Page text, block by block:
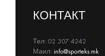
КОНТАКТ
Тел: 02 307 4242
Маил: info@sporteks.mk